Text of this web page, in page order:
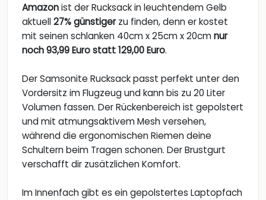
Amazonist der Rucksack in leuchtendem Gelb
aktuell27% günstigerzu finden, denn er kostet
mit seinen schlanken 40cm x 25cm x 20cmnur
noch 93,99 Euro statt 129,00 Euro.
Der Samsonite Rucksack passt perfekt unter den
Vordersitz im Flugzeug und kann bis zu 20 Liter
Volumen fassen. Der Rückenbereich ist gepolstert
und mit atmungsaktivem Mesh versehen,
während die ergonomischen Riemen deine
Schultern beim Tragen schonen. Der Brustgurt
verschafft dir zusätzlichen Komfort.
Im Innenfach gibt es ein gepolstertes Laptopfach